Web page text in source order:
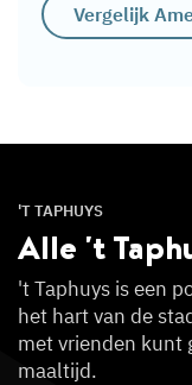
Vergelijk
'T TAPHUYS
Alle 't
't Taphuys is een
het hart van de
met vrienden kunt
maaltijd.